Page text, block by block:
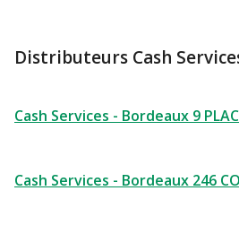
Distributeurs Cash
Cash Services - Bordeaux 9
Cash Services - Bordeaux 246